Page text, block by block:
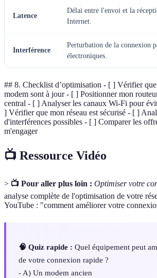
Latence
Délai entre l'envoi et la
Internet.
Interférence
Perturbation de la connexion
électroniques.
## 8. Checklist d’optimisation - [ ] Vérifier
modem sont à jour - [ ] Positionner mon
central - [ ] Analyser les canaux Wi-Fi pour
] Vérifier que mon réseau est sécurisé - [ ]
d'interférences possibles - [ ] Comparer les
m'engager
📺 Ressource Vidéo
> 📺 Pour aller plus loin : Optimiser votre
analyse complète de l'optimisation de votre
YouTube : "comment améliorer votre
🧠 Quiz rapide : Quel équipement peut
de votre connexion rapide ?
- A) Un modem ancien